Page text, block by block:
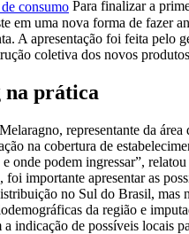
Para finalizar a
em uma nova forma de fazer
A apresentação foi feita
coletiva dos novos
na prática
representante da área
na cobertura de
onde podem ingressar”,
importante apresentar as
no Sul do Brasil,
da região e
indicação de possíveis locais